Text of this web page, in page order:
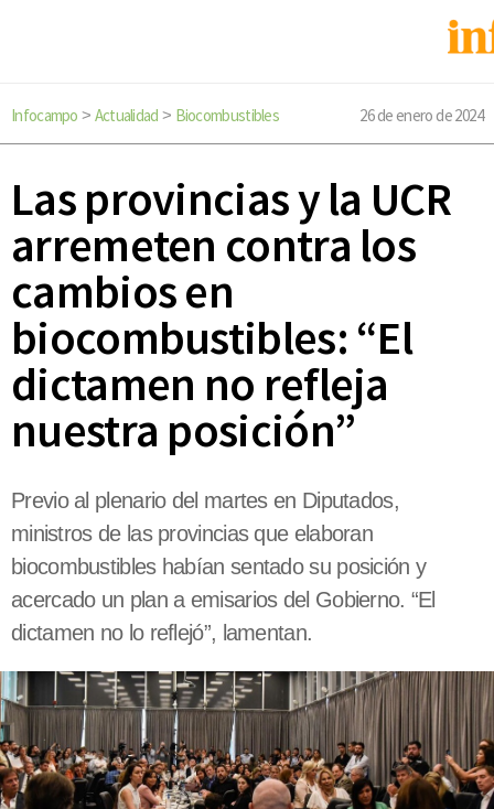
Infocampo > Actualidad > Biocombustibles 26 de enero de 2024
Las provincias y la UCR
arremeten contra los
cambios en
biocombustibles: “El
dictamen no refleja
nuestra posición”
Previo al plenario del martes en Diputados,
ministros de las provincias que elaboran
biocombustibles habían sentado su posición y
acercado un plan a emisarios del Gobierno. “El
dictamen no lo reflejó”, lamentan.